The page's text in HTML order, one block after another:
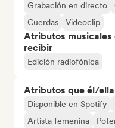
Grabación en directo
Cuerdas
Videoclip
Atributos musicales
recibir
Edición radiofónica
Atributos que él/ella
Disponible en Spotify
Artista femenina